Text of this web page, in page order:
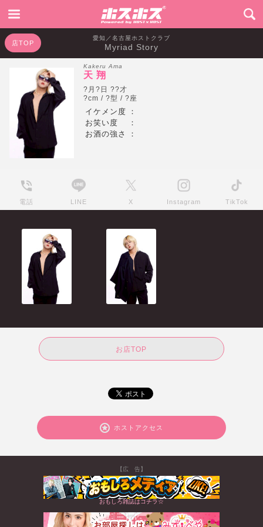
愛知／名古屋ホストクラブ
Myriad Story
店TOP
Kakeru Ama
天 翔
?月?日 ??才
?cm / ?型 / ?座
イケメン度
：
お笑い度
：
お酒の強さ
：
電話 LINE X Instagram TikTok
お店TOP
ホストアクセス
【広 告】
おもしろ雑誌はコチラ☆